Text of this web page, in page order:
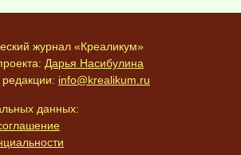
журнал «Креаликум»
Дарья Насибулина
info@krealikum.ru
данных: